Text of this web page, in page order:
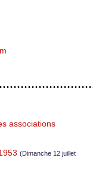
associations
(Dimanche 12 juillet